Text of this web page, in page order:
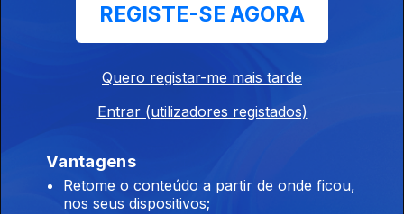
30 set. 2020
REGISTE-SE AGORA
Quero registar-me mais tarde
Entrar (utilizadores registados)
Vantagens
Retome o conteúdo a partir de onde ficou,
nos seus dispositivos;